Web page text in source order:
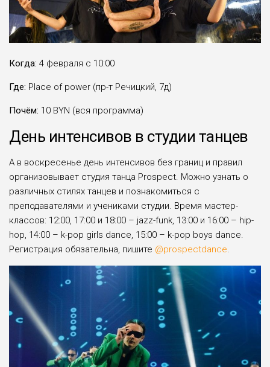
Когда: 4 февраля с 10:00
Где: Place of power (пр-т Речицкий, 7д)
Почём: 10 BYN (вся программа)
День интенсивов в студии танцев
А в воскресенье день интенсивов без границ и правил
организовывает студия танца Prospect. Можно узнать о
различных стилях танцев и познакомиться с
преподавателями и учениками студии. Время мастер-
классов: 12:00, 17:00 и 18:00 – jazz-funk, 13:00 и 16:00 – hip-
hop, 14:00 – k-pop girls dance, 15:00 – k-pop boys dance.
Регистрация обязательна, пишите @prospectdance.